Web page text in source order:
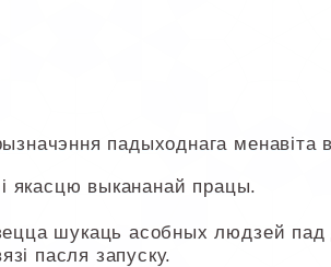
падыходнага менавіта
якасцю выкананай працы.
шукаць асобных людзей пад
пасля запуску.